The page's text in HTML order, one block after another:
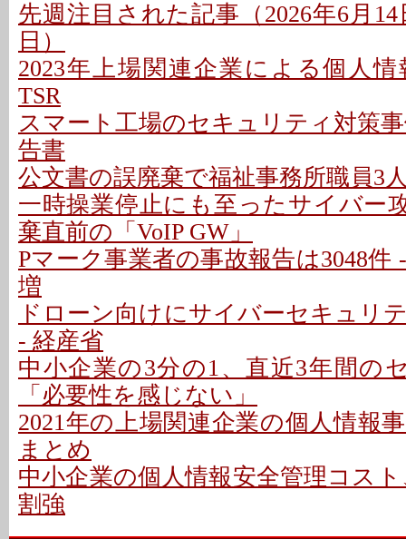
先週注目された記事（2026年6月14
日）
2023年上場関連企業による個人
TSR
スマート工場のセキュリティ対策
告書
公文書の誤廃棄で福祉事務所職員3
一時操業停止にも至ったサイバー
棄直前の「VoIP GW」
Pマーク事業者の事故報告は3048件
増
ドローン向けにサイバーセキュリ
- 経産省
中小企業の3分の1、直近3年間の
「必要性を感じない」
2021年の上場関連企業の個人情報
まとめ
中小企業の個人情報安全管理コス
割強